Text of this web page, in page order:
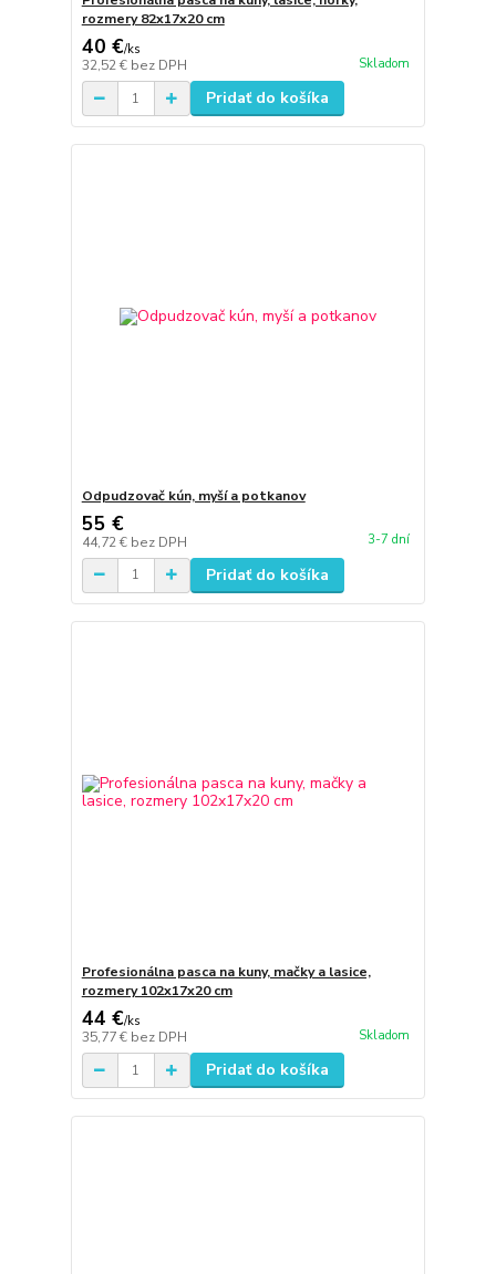
rozmery 82x17x20 cm
40 €/ks
32,52 € bez DPH Skladom
Pridať do košíka
Odpudzovač kún, myší a potkanov
55 €
44,72 € bez DPH 3-7 dní
Pridať do košíka
Profesionálna pasca na kuny, mačky a lasice,
rozmery 102x17x20 cm
44 €/ks
35,77 € bez DPH Skladom
Pridať do košíka